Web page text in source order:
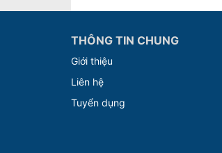
THÔNG TIN CHUNG
Giới thiệu
Liên hệ
Tuyển dụng